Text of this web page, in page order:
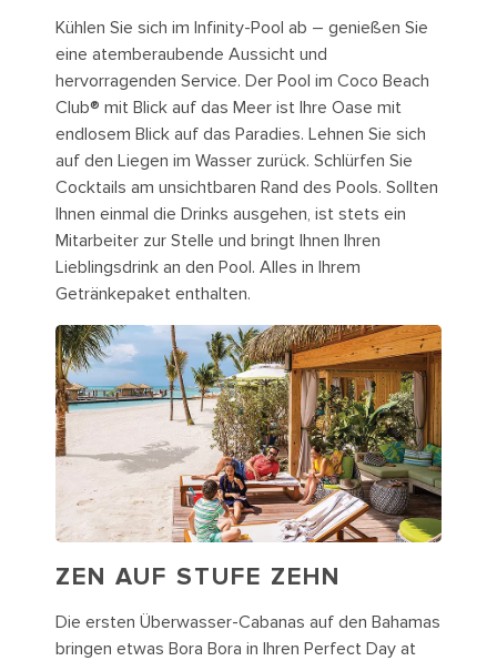
Kühlen Sie sich im Infinity-Pool ab – genießen Sie
eine atemberaubende Aussicht und
hervorragenden Service. Der Pool im Coco Beach
Club® mit Blick auf das Meer ist Ihre Oase mit
endlosem Blick auf das Paradies. Lehnen Sie sich
auf den Liegen im Wasser zurück. Schlürfen Sie
Cocktails am unsichtbaren Rand des Pools. Sollten
Ihnen einmal die Drinks ausgehen, ist stets ein
Mitarbeiter zur Stelle und bringt Ihnen Ihren
Lieblingsdrink an den Pool. Alles in Ihrem
Getränkepaket enthalten.
ZEN AUF STUFE ZEHN
Die ersten Überwasser-Cabanas auf den Bahamas
bringen etwas Bora Bora in Ihren Perfect Day at